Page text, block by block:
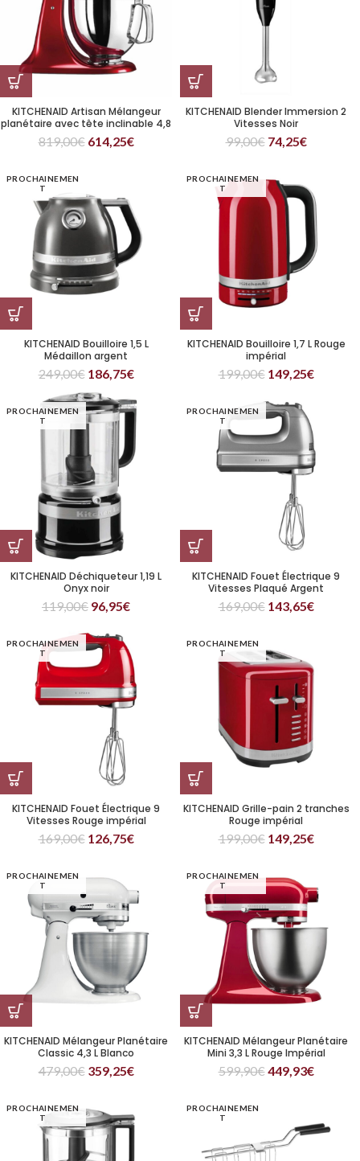
KITCHENAID Artisan Mélangeur
planétaire avec tête inclinable 4,8
L Rouge pomme
819,00€ 614,25€
KITCHENAID Blender Immersion 2
Vitesses Noir
99,00€ 74,25€
PROCHAINEMEN
T
KITCHENAID Bouilloire 1,5 L
Médaillon argent
249,00€ 186,75€
PROCHAINEMEN
T
KITCHENAID Bouilloire 1,7 L Rouge
impérial
199,00€ 149,25€
PROCHAINEMEN
T
KITCHENAID Déchiqueteur 1,19 L
Onyx noir
119,00€ 96,95€
PROCHAINEMEN
T
KITCHENAID Fouet Électrique 9
Vitesses Plaqué Argent
169,00€ 143,65€
PROCHAINEMEN
T
KITCHENAID Fouet Électrique 9
Vitesses Rouge impérial
169,00€ 126,75€
PROCHAINEMEN
T
KITCHENAID Grille-pain 2 tranches
Rouge impérial
199,00€ 149,25€
PROCHAINEMEN
T
KITCHENAID Mélangeur Planétaire
Classic 4,3 L Blanco
479,00€ 359,25€
PROCHAINEMEN
T
KITCHENAID Mélangeur Planétaire
Mini 3,3 L Rouge Impérial
599,90€449,93€
PROCHAINEMEN
T
PROCHAINEMEN
T